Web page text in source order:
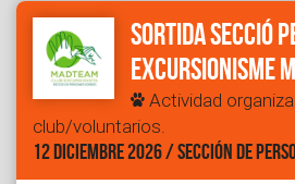
Sortida secció
Excursionisme
Actividad
club/voluntarios.
12 DICIEMBRE 2026 / SECCIÓN DE